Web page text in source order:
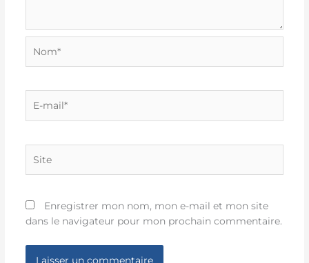
mail*
Enregistrer mon nom, mon e-mail et mon site
dans le navigateur pour mon prochain commentaire.